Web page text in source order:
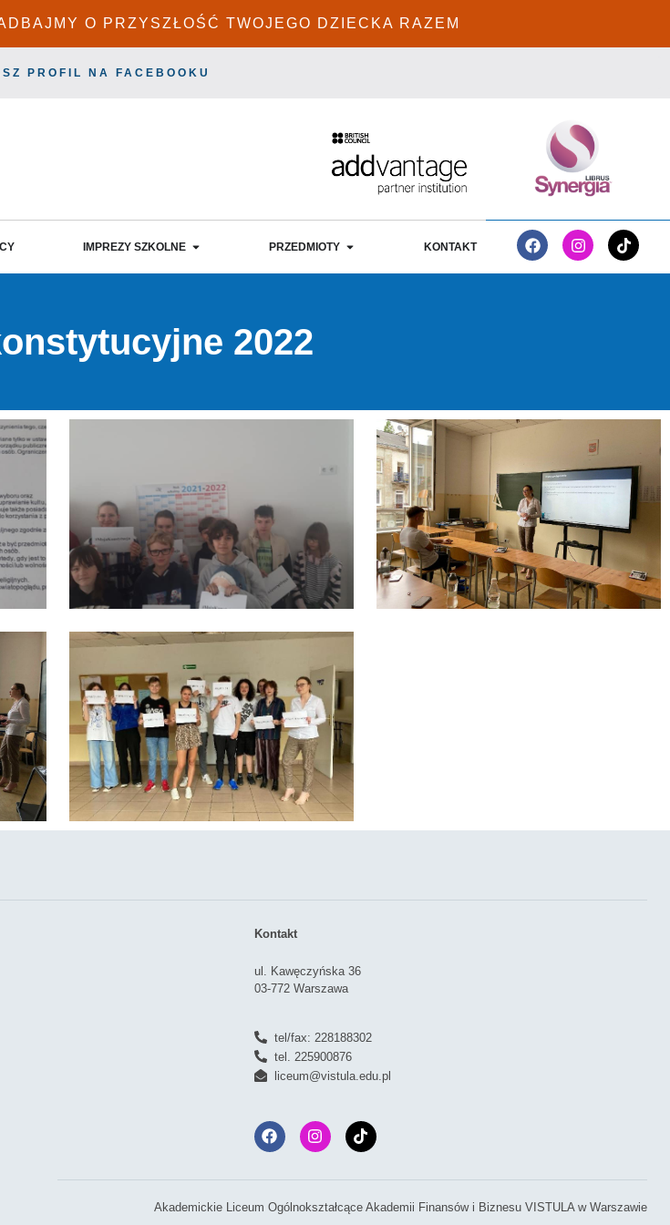
O PRZYSZŁOŚĆ TWOJEGO DZIECKA RAZEM
PROFIL NA FACEBOOKU
IMPREZY SZKOLNE PRZEDMIOTY KONTAKT
2022
Kontakt
ul. Kawęczyńska 36
03-772 Warszawa
tel/fax: 228188302
tel. 225900876
liceum@vistula.edu.pl
Akademickie Liceum Ogólnokształcące Akademii Finansów i Biznesu VISTULA w Warszawie